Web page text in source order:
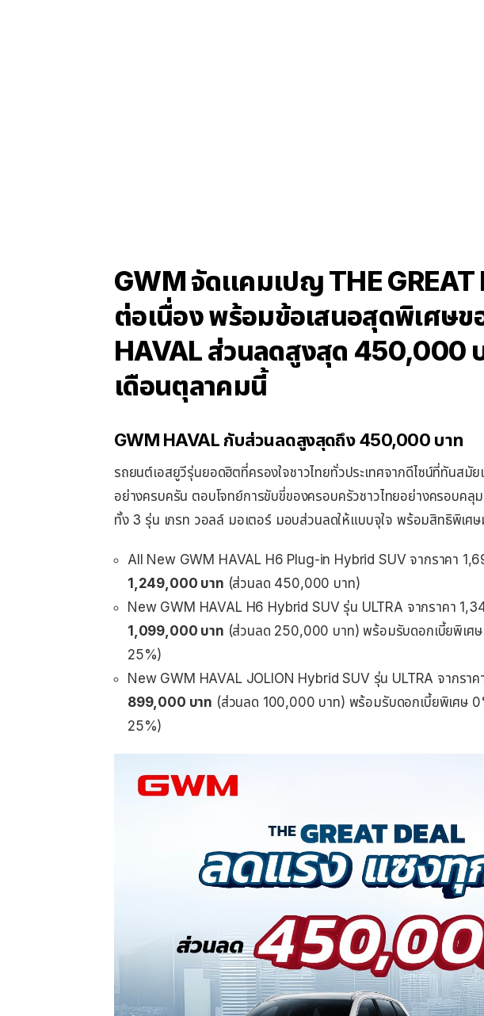
GWM จัดแคมเปญ THE GREAT
ต่อเนื่อง พร้อมข้อเสนอสุดพิเศษข
HAVAL ส่วนลดสูงสุด 450,000
เดือนตุลาคมนี้
GWM HAVAL กับส่วนลดสูงสุดถึง450,000 บาท
รถยนต์เอสยูวีรุ่นยอดฮิตที่ครองใจชาวไทยทั่วประเทศจากดีไซน์ที่ทันสมัย
อย่างครบครัน ตอบโจทย์การขับขี่ของครอบครัวชาวไทยอย่างครอบค
ทั้ง 3 รุ่น เกรท วอลล์ มอเตอร์ มอบส่วนลดให้แบบจุใจ พร้อมสิทธิพิเศ
All New GWM HAVAL H6 Plug-in Hybrid SUV จากราคา
1,249,000 บาท (ส่วนลด 450,000 บาท)
New GWM HAVAL H6 Hybrid SUV รุ่น ULTRA จากราคา
1,099,000 บาท (ส่วนลด 250,000 บาท) พร้อมรับดอกเบี้ยพิเศษ
25%)
New GWM HAVAL JOLION Hybrid SUV รุ่น ULTRA จากรา
899,000 บาท (ส่วนลด 100,000 บาท) พร้อมรับดอกเบี้ยพิเศษ
25%)